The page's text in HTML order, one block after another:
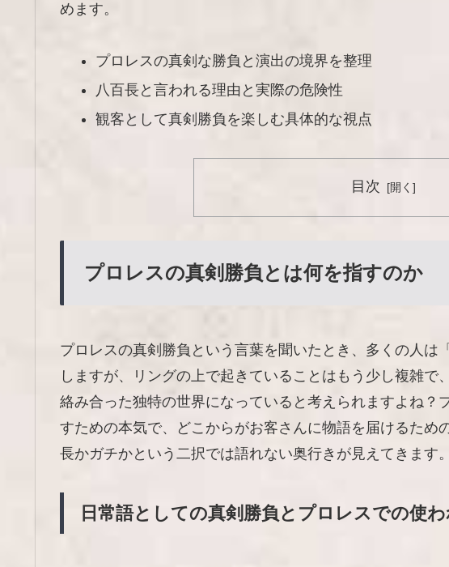
めます。
プロレスの真剣な勝負と演出の境界を整理
八百長と言われる理由と実際の危険性
観客として真剣勝負を楽しむ具体的な視点
目次
プロレスの真剣勝負とは何を指すのか
プロレスの真剣勝負という言葉を聞いたとき、多くの人は
しますが、リングの上で起きていることはもう少し複雑で
絡み合った独特の世界になっていると考えられますよね？
すための本気で、どこからがお客さんに物語を届けるため
長かガチかという二択では語れない奥行きが見えてきます。
日常語としての真剣勝負とプロレスでの使